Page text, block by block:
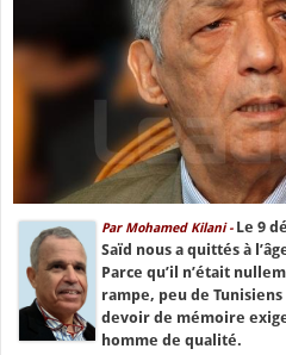
Par Mohamed Kilani -Le 9
Saïd nous a quittés à
Parce qu’il n’était
rampe, peu de
devoir de mémoire
homme de qualité.